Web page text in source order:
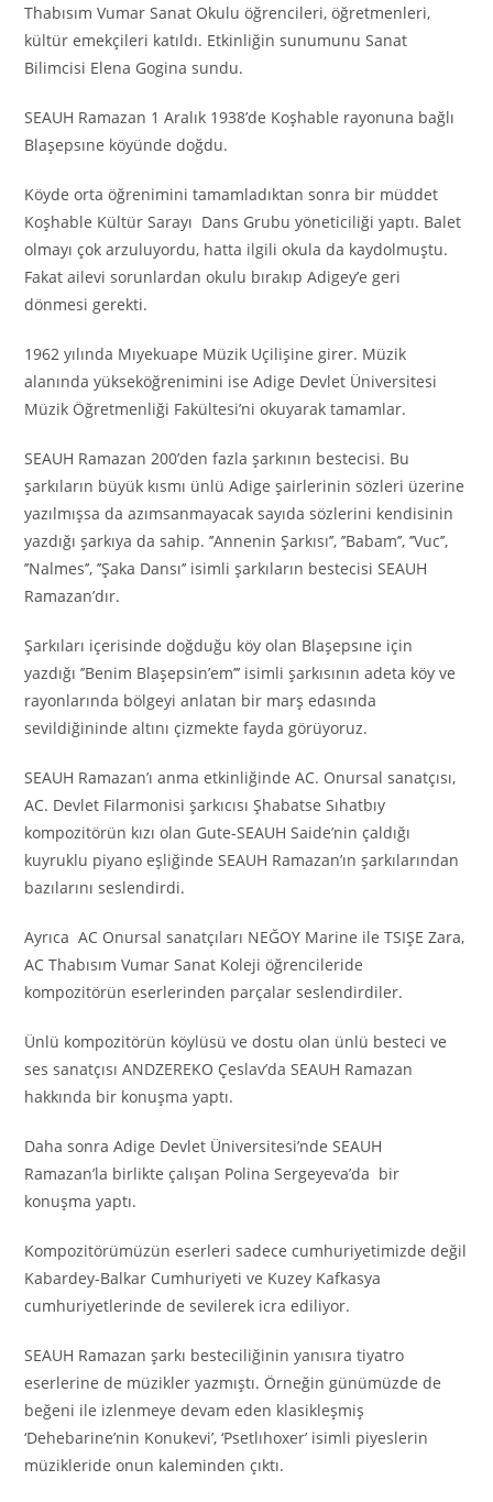
Thabısım Vumar Sanat Okulu öğrencileri, öğretmenleri,
kültür emekçileri katıldı. Etkinliğin sunumunu Sanat
Bilimcisi Elena Gogina sundu.
SEAUH Ramazan 1 Aralık 1938’de Koşhable rayonuna bağlı
Blaşepsıne köyünde doğdu.
Köyde orta öğrenimini tamamladıktan sonra bir müddet
Koşhable Kültür Sarayı Dans Grubu yöneticiliği yaptı. Balet
olmayı çok arzuluyordu, hatta ilgili okula da kaydolmuştu.
Fakat ailevi sorunlardan okulu bırakıp Adigey’e geri
dönmesi gerekti.
1962 yılında Mıyekuape Müzik Uçilişine girer. Müzik
alanında yükseköğrenimini ise Adige Devlet Üniversitesi
Müzik Öğretmenliği Fakültesi’ni okuyarak tamamlar.
SEAUH Ramazan 200’den fazla şarkının bestecisi. Bu
şarkıların büyük kısmı ünlü Adige şairlerinin sözleri üzerine
yazılmışsa da azımsanmayacak sayıda sözlerini kendisinin
yazdığı şarkıya da sahip. ’’Annenin Şarkısı’’, ’’Babam’’, ’’Vuc’’,
’’Nalmes’’, ’’Şaka Dansı’’ isimli şarkıların bestecisi SEAUH
Ramazan’dır.
Şarkıları içerisinde doğduğu köy olan Blaşepsıne için
yazdığı ’’Benim Blaşepsin’em’’’ isimli şarkısının adeta köy ve
rayonlarında bölgeyi anlatan bir marş edasında
sevildiğininde altını çizmekte fayda görüyoruz.
SEAUH Ramazan’ı anma etkinliğinde AC. Onursal sanatçısı,
AC. Devlet Filarmonisi şarkıcısı Şhabatse Sıhatbıy
kompozitörün kızı olan Gute-SEAUH Saide’nin çaldığı
kuyruklu piyano eşliğinde SEAUH Ramazan’ın şarkılarından
bazılarını seslendirdi.
Ayrıca AC Onursal sanatçıları NEĞOY Marine ile TSIŞE Zara,
AC Thabısım Vumar Sanat Koleji öğrencileride
kompozitörün eserlerinden parçalar seslendirdiler.
Ünlü kompozitörün köylüsü ve dostu olan ünlü besteci ve
ses sanatçısı ANDZEREKO Çeslav’da SEAUH Ramazan
hakkında bir konuşma yaptı.
Daha sonra Adige Devlet Üniversitesi’nde SEAUH
Ramazan’la birlikte çalışan Polina Sergeyeva’da bir
konuşma yaptı.
Kompozitörümüzün eserleri sadece cumhuriyetimizde değil
Kabardey-Balkar Cumhuriyeti ve Kuzey Kafkasya
cumhuriyetlerinde de sevilerek icra ediliyor.
SEAUH Ramazan şarkı besteciliğinin yanısıra tiyatro
eserlerine de müzikler yazmıştı. Örneğin günümüzde de
beğeni ile izlenmeye devam eden klasikleşmiş
‘Dehebarine’nin Konukevi’, ‘Psetlıhoxer’ isimli piyeslerin
müzikleride onun kaleminden çıktı.